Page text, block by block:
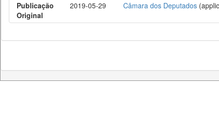
Publicação
Original
2019-05-29 Câmara dos Deputados